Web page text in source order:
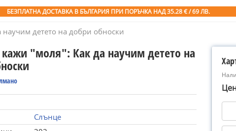
БЕЗПЛАТНА ДОСТАВКА В БЪЛГАРИЯ ПРИ ПОРЪЧКА НАД 35.28 € / 69 ЛВ.
детето на добри обноски
"моля": Как да научим детето на
Слънце